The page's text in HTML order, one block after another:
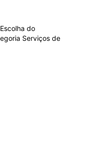
do
Serviços de